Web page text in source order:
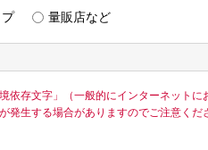
プ
量販店など
依存文字」（一般的にインターネット
発生する場合がありますのでご注意くだ